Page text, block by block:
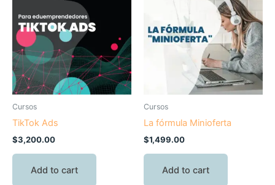
Cursos
TikTok Ads
$3,200.00
Add to cart
Cursos
La fórmula Minioferta
$1,499.00
Add to cart